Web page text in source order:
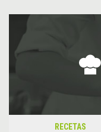
RECETAS